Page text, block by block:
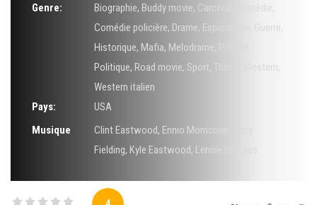
Genre:
Biographie, Buddy movie, Carcéral Comédie,
Comédie policière, Drame, Espionnage Guerre,
Historique, Mafia, Melodrame
Politique, Road movie, Sport, Western,
Western italien
Pays:
USA
Musique
Clint Eastwood, Ennio Morricone
Fielding, Kyle Eastwood, Lennie Niehaus